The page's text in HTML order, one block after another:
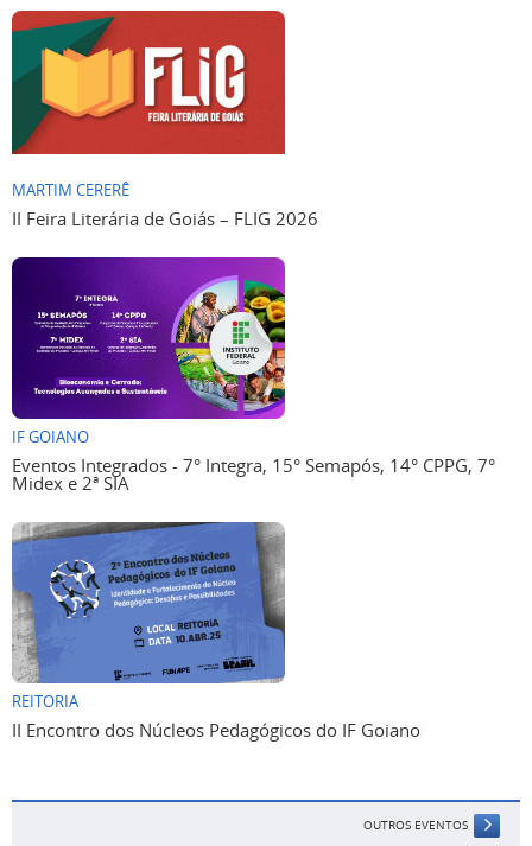
MARTIM CERERÊ
II Feira Literária de Goiás – FLIG 2026
IF GOIANO
Eventos Integrados - 7° Integra, 15° Semapós, 14° CPPG, 7°
Midex e 2ª SIA
REITORIA
II Encontro dos Núcleos Pedagógicos do IF Goiano
OUTROS EVENTOS